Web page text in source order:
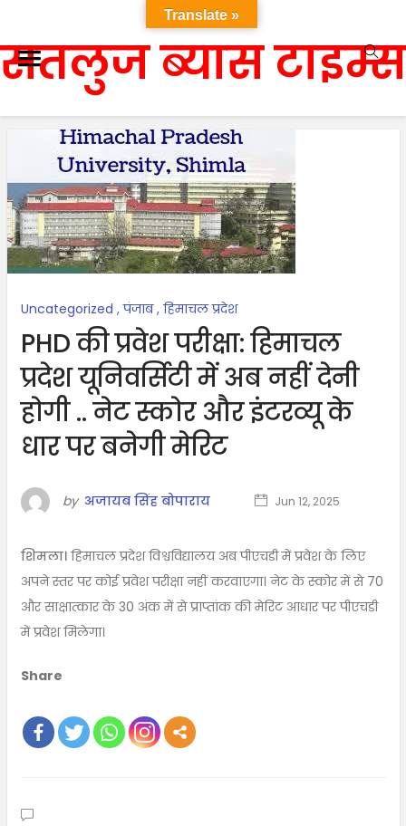
सतलुज ब्यास टाइम्स
Uncategorized ,पंजाब, हिमाचल प्रदेश
PHD की प्रवेश परीक्षा: हिमाचल
प्रदेश यूनिवर्सिटी में अब नहीं देनी
होगी .. नेट स्कोर और इंटरव्यू के
धार पर बनेगी मेरिट
by अजायब सिंह बोपाराय Jun 12, 2025
शिमला।हिमाचल प्रदेश विश्वविद्यालय अब पीएचडी में प्रवेश के लिए
अपने स्तर पर कोई प्रवेश परीक्षा नहीं करवाएगा। नेट के स्कोर में से 70
और साक्षात्कार के 30 अंक में से प्राप्तांक की मेरिट आधार पर पीएचडी
में प्रवेश मिलेगा।
Share
Translate »